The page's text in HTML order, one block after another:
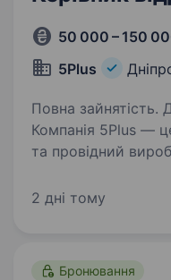
50 000 – 150
5Plus
Повна зайнятість.
Компанія 5Plus —
та провідний
позиції на ринку
2 дні тому
Бронювання